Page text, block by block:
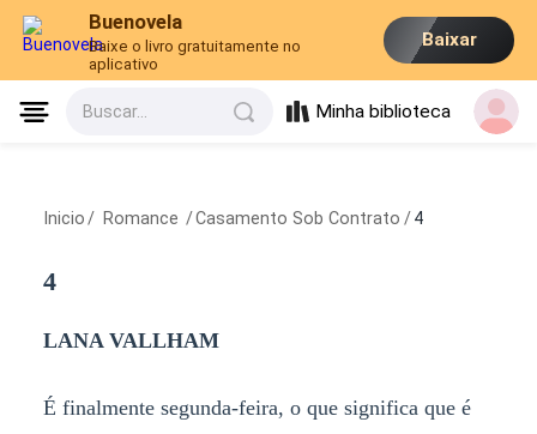
Buenovela
Baixe o livro gratuitamente no
aplicativo
Baixar
Buscar... Minha biblioteca
Inicio / Romance /Casamento Sob Contrato / 4
4
LANA VALLHAM
É finalmente segunda-feira, o que significa que é